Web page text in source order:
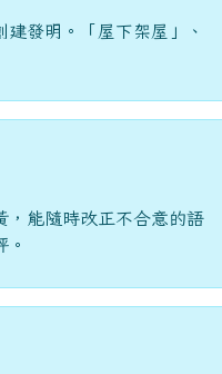
發明。「屋下架屋」、
，能隨時改正不合意的語